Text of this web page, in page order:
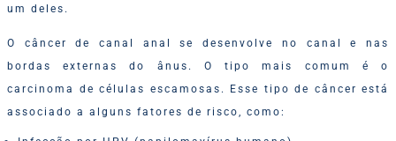
Blog
Agende sua Consulta
um deles.
O câncer de canal anal se desenvolve no canal e nas
bordas externas do ânus. O tipo mais comum é o
carcinoma de células escamosas. Esse tipo de câncer está
associado a alguns fatores de risco, como: